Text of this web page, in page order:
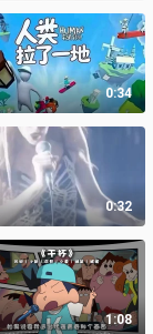
0:34
0:32
1:08